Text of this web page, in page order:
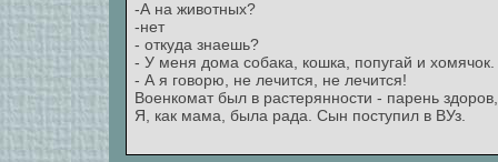
-А на животных?
-нет
- откуда знаешь?
- У меня дома собака, кошка, попугай и хомячок.
- А я говорю, не лечится, не лечится!
Военкомат был в растерянности - парень
Я, как мама, была рада. Сын поступил в ВУз.